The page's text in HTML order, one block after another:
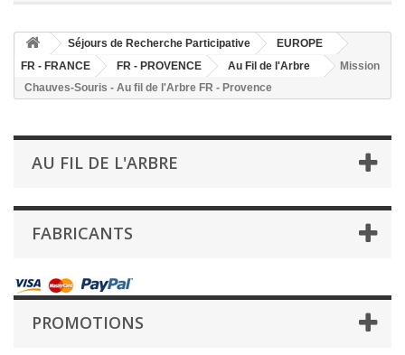
Séjours de Recherche Participative
EUROPE
FR - FRANCE
FR - PROVENCE Au Fil de l'Arbre
Mission
Chauves-Souris - Au fil de l'Arbre FR - Provence
AU FIL DE L'ARBRE
FABRICANTS
PROMOTIONS